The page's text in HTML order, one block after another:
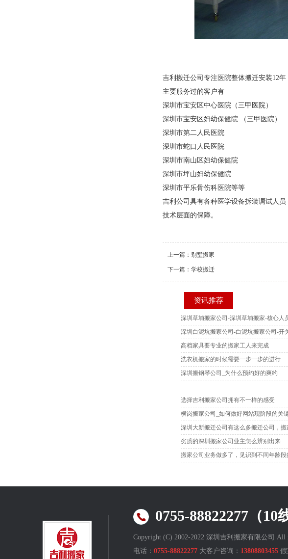
吉利搬迁公司专注医院整体搬迁安装12年
主要服务过的客户有
深圳市宝安区中心医院（三甲医院）
深圳市宝安区妇幼保健院 （三甲医院）
深圳市第二人民医院
深圳市蛇口人民医院
深圳市南山区妇幼保健院
深圳市坪山妇幼保健院
深圳市平乐骨伤科医院等等
吉利公司具有各种医学设备拆装调试人
技术层面的保障。
上一篇： 别墅搬家
下一篇： 学校搬迁
资讯推荐
深圳草埔搬家公司-深圳草埔搬家-核心人
深圳白泥坑搬家公司-白泥坑搬家公司-开
高档家具要专业的搬家工人来完成
洗衣机搬家的时候需要一步一步的进行
深圳搬钢琴公司_为什么预约好的爽约
选择吉利搬家公司拥有不一样的感受
横岗搬家公司_如何做好网站现阶段的关
深圳大新搬迁公司有这么多搬迁公司，搬
劣质的深圳搬家公司业主怎么辨别出来
搬家公司业务做多了，见识到不同年龄段
0755-88822277（10
Copyright (C) 2002-2022 深圳吉利搬家有限公司 All
电话： 0755-88822277 大客户咨询： 13808803455 假